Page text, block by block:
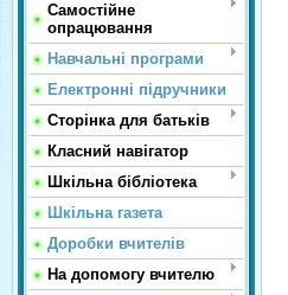
Самостійне
опрацювання
Навчальні програми
Електронні підручники
Сторінка для батьків
Класний навігатор
Шкільна бібліотека
Шкільна газета
Доробки вчителів
На допомогу вчителю